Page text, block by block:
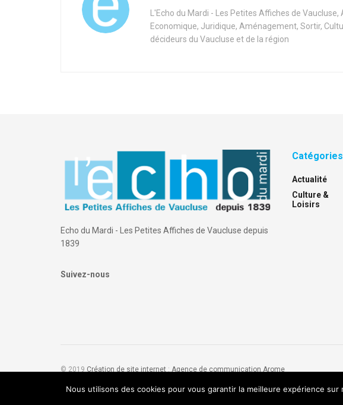
L'Echo du Mardi - Les Petites Affiches de
Economique, Juridique, Aménagement, Sortir,
décideurs du Vaucluse et de la région
Echo du Mardi - Les Petites Affiches de Vaucluse depuis
1839
Suivez-nous
Catégories
Actualité
Culture &
Loisirs
© 2019 Création de site internet : Agence de communication Arome
Nous utilisons des cookies pour vous garantir la meilleure expérience